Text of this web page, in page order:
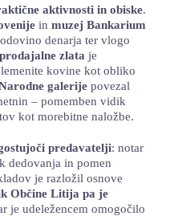
aktivnosti in obiske.
in muzej Bankarium
denarja ter vlogo
prodajalne zlata je
kovine kot obliko
galerijepovezal
– pomemben vidik
kot morebitne naložbe.
predavatelji: notar
dedovanja in pomen
je razložil osnove
Občine Litija pa je
je udeležencem omogočilo